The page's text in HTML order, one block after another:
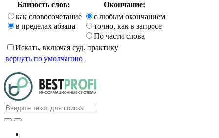
Близость слов:
Окончание:
как словосочетание
в пределах абзаца
с любым окончанием
точно, как в запросе
По части слова
Искать, включая суд. практику
вернуть по умолчанию